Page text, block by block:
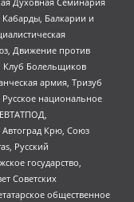
Балкарии и
Движение против
Клуб Болельщиков
армия, Тризуб
национальное
Крю, Союз
Русский
государство,
Советских
общественное